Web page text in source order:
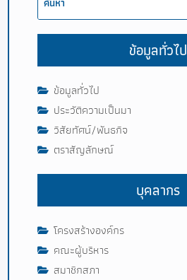
ข้อมูลทั่วไป
ข้อมูลทั่วไป
ประวัติความเป็นมา
วิสัยทัศน์/พันธกิจ
ตราสัญลักษณ์
บุคลากร
โครงสร้างองค์กร
คณะผู้บริหาร
สมาชิกสภา